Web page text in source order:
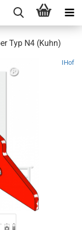
Typ N4 (Kuhn)
IHof